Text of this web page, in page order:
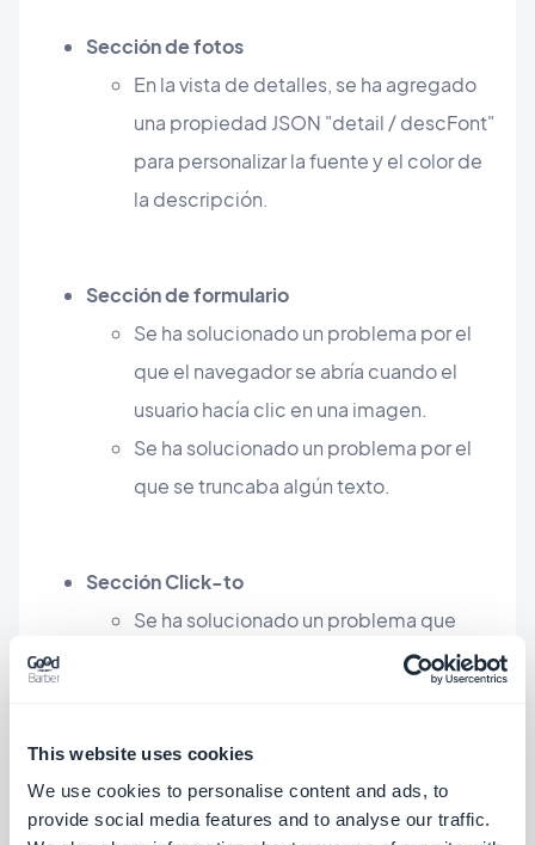
This website uses cookies
We use cookies to personalise content and ads, to
provide social media features and to analyse our traffic.
Sección de fotos
En la vista de detalles, se ha agregado
una propiedad JSON "detail / descFont"
para personalizar la fuente y el color de
la descripción.
Sección de formulario
Se ha solucionado un problema por el
que el navegador se abría cuando el
usuario hacía clic en una imagen.
Se ha solucionado un problema por el
que se truncaba algún texto.
Sección Click-to
Se ha solucionado un problema que
causaba que una página en blanco se
Menu Swip